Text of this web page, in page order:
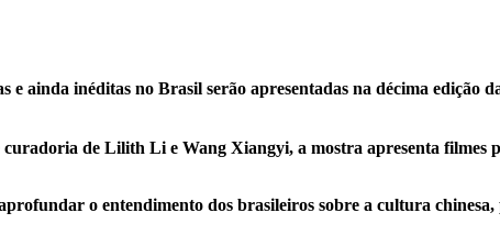
e ainda inéditas no Brasil serão apresentadas na décima
curadoria de Lilith Li e Wang Xiangyi, a mostra apresenta filmes
o entendimento dos brasileiros sobre a cultura